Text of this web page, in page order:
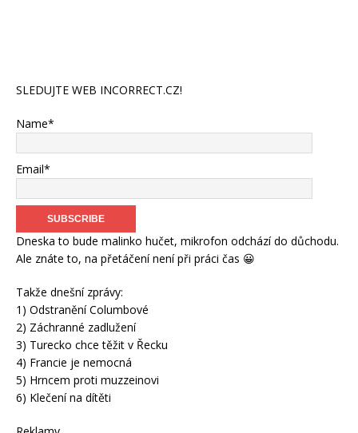
SLEDUJTE WEB INCORRECT.CZ!
Name*
Email*
Dneska to bude malinko hučet, mikrofon odchází do důchodu.
Ale znáte to, na přetáčení není při práci čas 😀
Takže dnešní zprávy:
1) Odstranění Columbové
2) Záchranné zadlužení
3) Turecko chce těžit v Řecku
4) Francie je nemocná
5) Hrncem proti muzzeinovi
6) Klečení na dítěti